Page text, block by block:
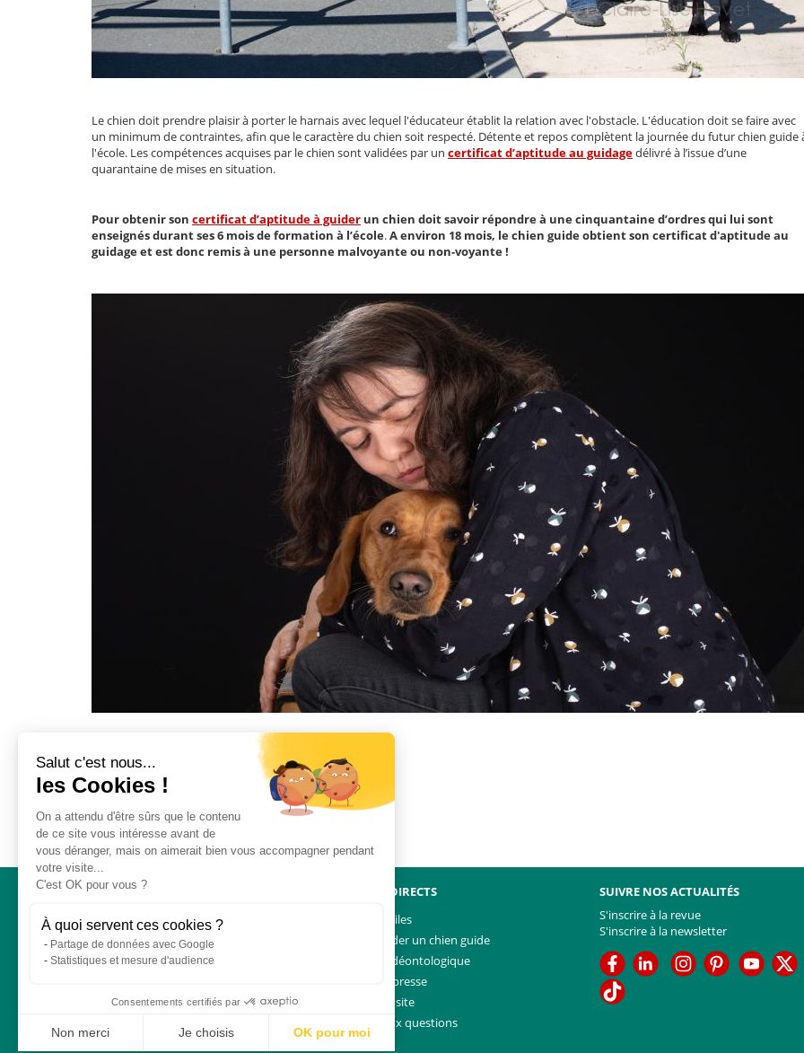
Le chien doit prendre plaisir à porter le harnais avec lequel l'éducateur établit la relation avec l'obstacle. L'éducation doit se faire avec
un minimum de contraintes, afin que le caractère du chien soit respecté. Détente et repos complètent la journée du futur chien guide
l'école. Les compétences acquises par le chien sont validées par un certificat d’aptitude au guidagedélivré à l’issue d’une
quarantaine de mises en situation.
Pour obtenir son certificat d’aptitude à guider un chien doit savoir répondre à une cinquantaine d’ordres qui lui sont
enseignés durant ses6 mois de formation à l’école.A environ 18 mois, le chien guide obtient son certificat d'aptitude au
guidage et est donc remis à une personne malvoyante ou non-voyante !
NAVIGATION
Un mouvement uni
ACCÈS DIRECTS
Liens utiles
Demander un chien guide
Charte déontologique
Espace presse
Plan du site
Foire aux questions
SUIVRE NOS ACTUALITÉS
S'inscrire à la revue
S'inscrire à la newsletter
FacebookLinkedinFacebook
TikTok
Salut c'est nous...
les Cookies !
On a attendu d'être sûrs que le contenu
de ce site vous intéresse avant de
vous déranger, mais on aimerait bien vous accompagner pendant
votre visite...
C'est OK pour vous ?
À quoi servent ces cookies ?
Partage de données avec Google
Statistiques et mesure d'audience
Consentements certifiés par
Non merci Je choisis OK pour moi